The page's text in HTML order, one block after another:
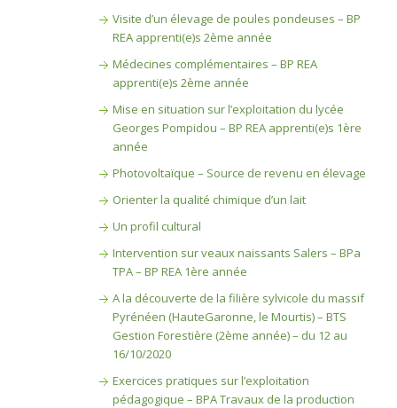
Visite d’un élevage de poules pondeuses – BP
REA apprenti(e)s 2ème année
Médecines complémentaires – BP REA
apprenti(e)s 2ème année
Mise en situation sur l’exploitation du lycée
Georges Pompidou – BP REA apprenti(e)s 1ère
année
Photovoltaïque – Source de revenu en élevage
Orienter la qualité chimique d’un lait
Un profil cultural
Intervention sur veaux naissants Salers – BPa
TPA – BP REA 1ère année
A la découverte de la filière sylvicole du massif
Pyrénéen (HauteGaronne, le Mourtis) – BTS
Gestion Forestière (2ème année) – du 12 au
16/10/2020
Exercices pratiques sur l’exploitation
pédagogique – BPA Travaux de la production